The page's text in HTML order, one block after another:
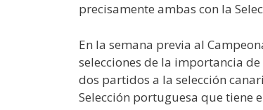
precisamente ambas con la
En la semana previa al
selecciones de la importancia
dos partidos a la selección
Selección portuguesa que tiene